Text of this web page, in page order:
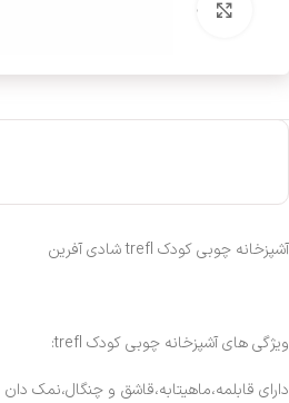
آشپزخانه چوبی کودک trefl شادی آفرین
ویژگی هایآشپزخانه چوبی کودک trefl:
دارای قابلمه،ماهیتابه،قاشق و چنگال،نمک